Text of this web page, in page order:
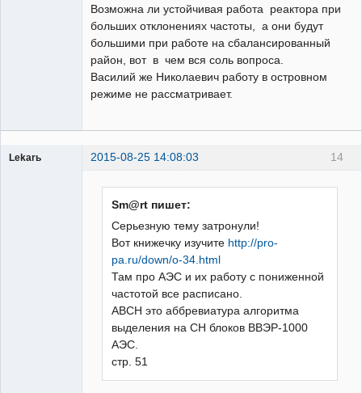
Возможна ли устойчивая работа реактора при
больших отклонениях частоты, а они будут
большими при работе на сбалансированный
район, вот в чем вся соль вопроса.
Василий же Николаевич работу в островном
режиме не рассматривает.
14
Lekarь 2015-08-25 14:08:03
Sm@rt пишет:
Серьезную тему затронули!
Вот книжечку изучите http://pro-
pa.ru/down/o-34.html
Там про АЭС и их работу с пониженной
частотой все расписано.
АВСН это аббревиатура алгоритма
выделения на СН блоков ВВЭР-1000
АЭС.
стр. 51